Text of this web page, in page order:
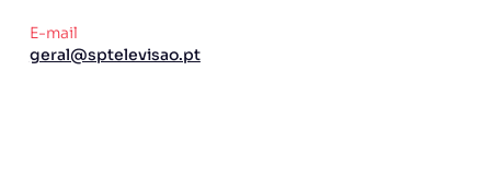
E-mail
geral@sptelevisao.pt